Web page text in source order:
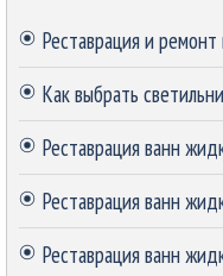
Реставрация и
Как выбрать
Реставрация ванн
Реставрация ванн
Реставрация ванн